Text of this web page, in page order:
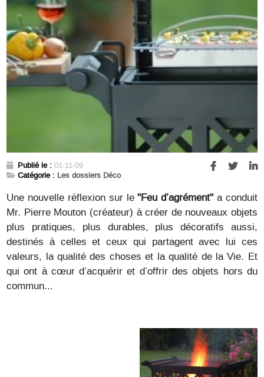
Publié le : 01-11-09
Catégorie : Les dossiers Déco
Une nouvelle réflexion sur le"Feu d’agrément" a conduit
Mr. Pierre Mouton (créateur) à créer de nouveaux objets
plus pratiques, plus durables, plus décoratifs aussi,
destinés à celles et ceux qui partagent avec lui ces
valeurs, la qualité des choses et la qualité de la Vie. Et
qui ont à cœur d’acquérir et d’offrir des objets hors du
commun...